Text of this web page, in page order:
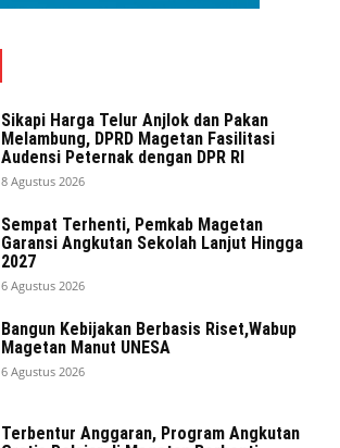
Sikapi Harga Telur Anjlok dan Pakan
Melambung, DPRD Magetan Fasilitasi
Audensi Peternak dengan DPR RI
8 Agustus 2026
Sempat Terhenti, Pemkab Magetan
Garansi Angkutan Sekolah Lanjut Hingga
2027
6 Agustus 2026
Bangun Kebijakan Berbasis Riset,Wabup
Magetan Manut UNESA
6 Agustus 2026
Terbentur Anggaran, Program Angkutan